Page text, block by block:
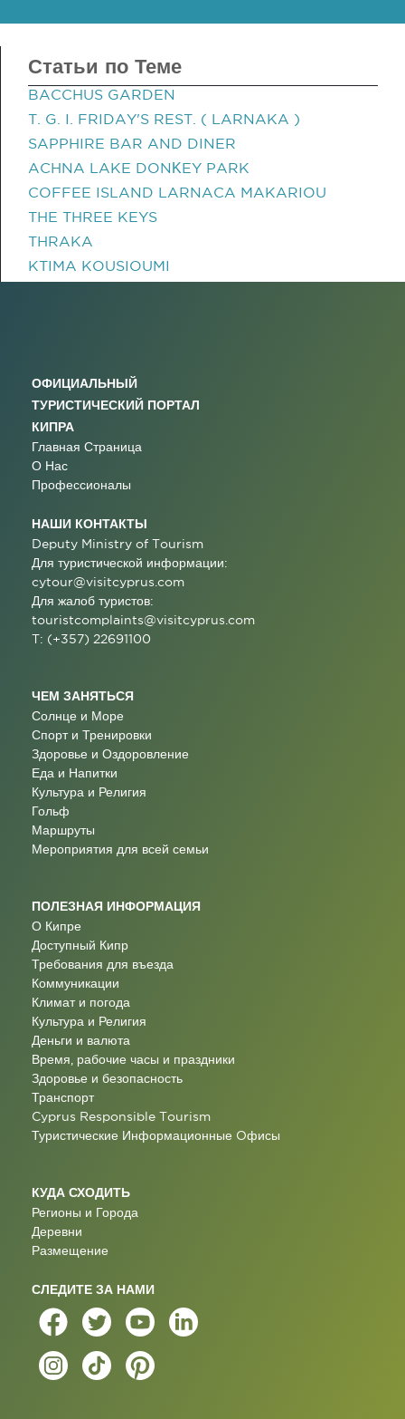
Статьи по Теме
BACCHUS GARDEN
T. G. I. FRIDAY'S REST. ( LARNAKA )
SAPPHIRE BAR AND DINER
ACHNA LAKE DONΚEY PARK
COFFEE ISLAND LARNACA MAKARIOU
THE THREE KEYS
THRAKA
KTIMA KOUSIOUMI
ОФИЦИАЛЬНЫЙ
ТУРИСТИЧЕСКИЙ ПОРТАЛ
КИПРА
Главная Страница
О Нас
Профессионалы
НАШИ КОНТАКТЫ
Deputy Ministry of Tourism
Для туристической информации:
cytour@visitcyprus.com
Для жалоб туристов:
touristcomplaints@visitcyprus.com
T: (+357) 22691100
ЧЕМ ЗАНЯТЬСЯ
Солнце и Море
Спорт и Тренировки
Здоровье и Оздоровление
Еда и Напитки
Культура и Религия
Гольф
Маршруты
Мероприятия для всей семьи
ПОЛЕЗНАЯ ИНФОРМАЦИЯ
О Кипре
Доступный Кипр
Требования для въезда
Коммуникации
Климат и погода
Культура и Религия
Деньги и валюта
Время, рабочие часы и праздники
Здоровье и безопасность
Транспорт
Cyprus Responsible Tourism
Туристические Информационные Oфисы
КУДА СХОДИТЬ
Регионы и Города
Деревни
Размещение
СЛЕДИТЕ ЗА НАМИ